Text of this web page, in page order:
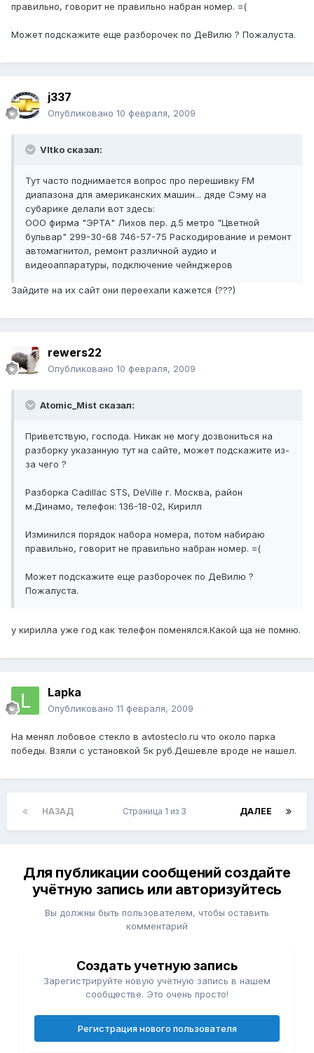
правильно, говорит не правильно набран номер. =(
Может подскажите еще разборочек по ДеВилю ? Пожалуста.
j337
Опубликовано 10 февраля, 2009
VItko сказал:
Тут часто поднимается вопрос про перешивку FM
диапазона для американских машин... дяде Сэму на
субарике делали вот здесь:
ООО фирма "ЭРТА" Лихов пер. д.5 метро "Цветной
бульвар" 299-30-68 746-57-75 Раскодирование и ремонт
автомагнитол, ремонт различной аудио и
видеоаппаратуры, подключение чейнджеров
Зайдите на их сайт они переехали кажется (???)
rewers22
Опубликовано 10 февраля, 2009
Atomic_Mist сказал:
Приветствую, господа. Никак не могу дозвониться на
разборку указанную тут на сайте, может подскажите из-
за чего ?
Разборка Cadillac STS, DeVille г. Москва, район
м.Динамо, телефон: 136-18-02, Кирилл
Изминился порядок набора номера, потом набираю
правильно, говорит не правильно набран номер. =(
Может подскажите еще разборочек по ДеВилю ?
Пожалуста.
у кирилла уже год как телефон поменялся.Какой ща не помню.
Lapka
Опубликовано 11 февраля, 2009
На менял лобовое стекло в avtosteclo.ru что около парка
победы. Взяли с установкой 5к руб.Дешевле вроде не нашел.
НАЗАД ДАЛЕЕ
Страница 1 из 3
Для публикации сообщений создайте
учётную запись или авторизуйтесь
Вы должны быть пользователем, чтобы оставить
комментарий
Создать учетную запись
Зарегистрируйте новую учётную запись в нашем
сообществе. Это очень просто!
Регистрация нового пользователя